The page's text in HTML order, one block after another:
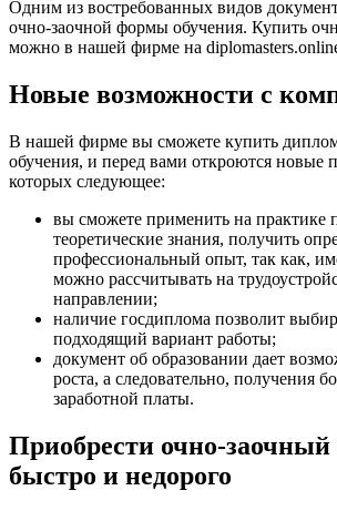
Одним из востребованных видов
очно-заочной формы обучения. Купить
можно в нашей фирме на
Новые возможности с
В нашей фирме вы сможете купить
обучения, и перед вами откроются новые
которых следующее:
вы сможете применить на практике
теоретические знания, получить
профессиональный опыт, так как,
можно рассчитывать на
направлении;
наличие госдиплома позволит
подходящий вариант работы;
документ об образовании дает
роста, а следовательно, получения
заработной платы.
Приобрести очно-
быстро и недорого